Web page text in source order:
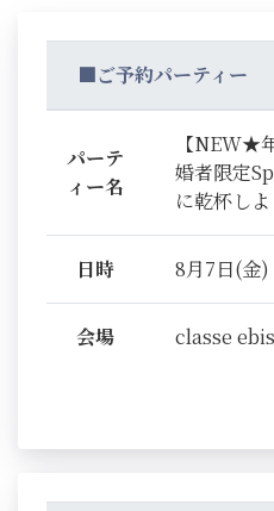
■ご予約パーティー
パーテ
ィー名
【NEW★
婚者限定
に乾杯し
日時 8月7日(金)
会場 classe